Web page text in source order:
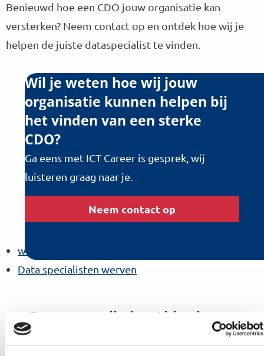
Benieuwd hoe een CDO jouw organisatie kan
versterken? Neem contact op en ontdek hoe wij je
helpen de juiste dataspecialist te vinden.
Wil je weten hoe wij jouw
organisatie kunnen helpen bij
het vinden van een sterke
CDO?
Ga eens met ICT Career is gesprek, wij
luisteren graag naar je.
Neem contact op
werven IT manager
Data specialisten werven
Recente artikelen / blog items